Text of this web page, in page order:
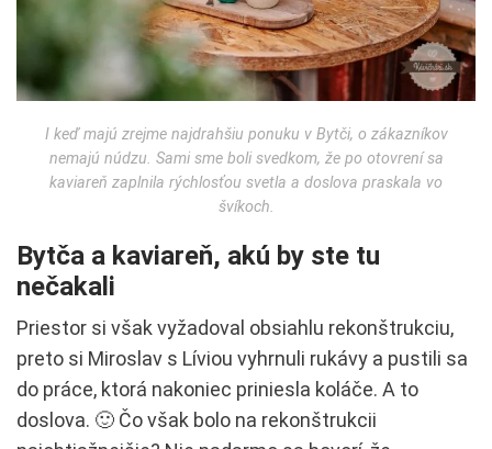
I keď majú zrejme najdrahšiu ponuku v Bytči, o zákazníkov
nemajú núdzu. Sami sme boli svedkom, že po otovrení sa
kaviareň zaplnila rýchlosťou svetla a doslova praskala vo
švíkoch.
Bytča a kaviareň, akú by ste tu
nečakali
Priestor si však vyžadoval obsiahlu rekonštrukciu,
preto si Miroslav s Líviou vyhrnuli rukávy a pustili sa
do práce, ktorá nakoniec priniesla koláče. A to
doslova. 🙂 Čo však bolo na rekonštrukcii